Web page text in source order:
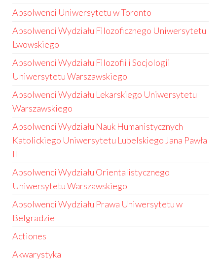
Absolwenci Uniwersytetu w Toronto
Absolwenci Wydziału Filozoficznego Uniwersytetu
Lwowskiego
Absolwenci Wydziału Filozofii i Socjologii
Uniwersytetu Warszawskiego
Absolwenci Wydziału Lekarskiego Uniwersytetu
Warszawskiego
Absolwenci Wydziału Nauk Humanistycznych
Katolickiego Uniwersytetu Lubelskiego Jana Pawła
II
Absolwenci Wydziału Orientalistycznego
Uniwersytetu Warszawskiego
Absolwenci Wydziału Prawa Uniwersytetu w
Belgradzie
Actiones
Akwarystyka